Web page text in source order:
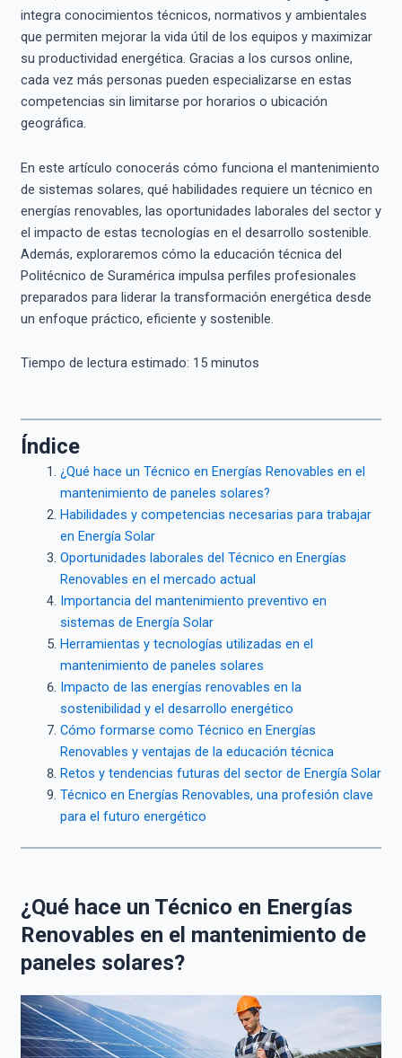
integra conocimientos técnicos, normativos y ambientales
que permiten mejorar la vida útil de los equipos y maximizar
su productividad energética. Gracias a los cursos online,
cada vez más personas pueden especializarse en estas
competencias sin limitarse por horarios o ubicación
geográfica.
En este artículo conocerás cómo funciona el mantenimiento
de sistemas solares, qué habilidades requiere un técnico en
energías renovables, las oportunidades laborales del sector y
el impacto de estas tecnologías en el desarrollo sostenible.
Además, exploraremos cómo la educación técnica del
Politécnico de Suramérica impulsa perfiles profesionales
preparados para liderar la transformación energética desde
un enfoque práctico, eficiente y sostenible.
Tiempo de lectura estimado: 15minutos
Índice
¿Qué hace un Técnico en Energías Renovables en el
mantenimiento de paneles solares?
Habilidades y competencias necesarias para trabajar
en Energía Solar
Oportunidades laborales del Técnico en Energías
Renovables en el mercado actual
Importancia del mantenimiento preventivo en
sistemas de Energía Solar
Herramientas y tecnologías utilizadas en el
mantenimiento de paneles solares
Impacto de las energías renovables en la
sostenibilidad y el desarrollo energético
Cómo formarse como Técnico en Energías
Renovables y ventajas de la educación técnica
Retos y tendencias futuras del sector de Energía Solar
Técnico en Energías Renovables, una profesión clave
para el futuro energético
¿Qué hace un Técnico en Energías
Renovables en el mantenimiento de
paneles solares?